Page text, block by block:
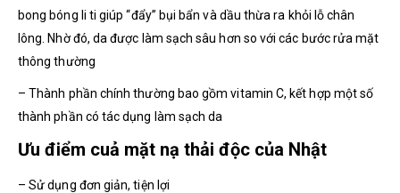
bong bóng li ti giúp “đẩy” bụi bẩn và dầu thừa ra khỏi lỗ chân
lông. Nhờ đó, da được làm sạch sâu hơn so với các bước rửa mặt
thông thường
– Thành phần chính thường bao gồm vitamin C, kết hợp một số
thành phần có tác dụng làm sạch da
Ưu điểm cuả mặt nạ thải độc của Nhật
– Sử dụng đơn giản, tiện lợi